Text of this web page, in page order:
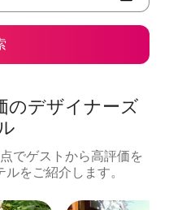
のデ⁠ザ⁠イ⁠ナ⁠ー⁠ズ
でゲ⁠ス⁠ト⁠か⁠ら高⁠評⁠価⁠を
をご⁠紹⁠介し⁠ま⁠す⁠。